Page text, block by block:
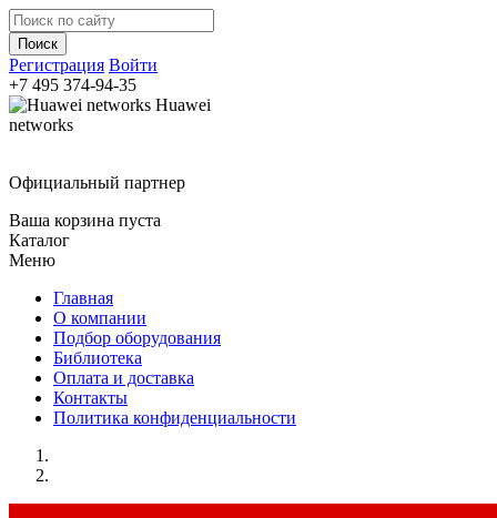
Регистрация Войти
+7 495 374-94-35
Huawei
networks
Официальный партнер
Ваша корзина пуста
Каталог
Меню
Главная
О компании
Подбор оборудования
Библиотека
Оплата и доставка
Контакты
Политика конфиденциальности